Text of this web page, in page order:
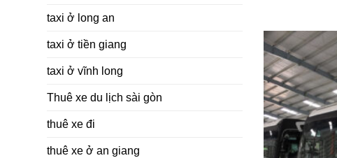
taxi ở long an
taxi ở tiền giang
taxi ở vĩnh long
Thuê xe du lịch sài gòn
thuê xe đi
thuê xe ở an giang